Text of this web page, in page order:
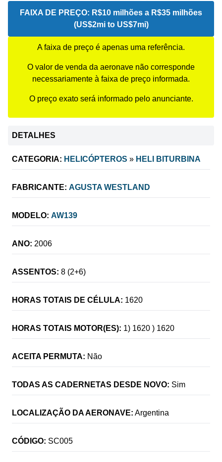
FAIXA DE PREÇO: R$10 milhões a R$35 milhões
(US$2mi to US$7mi)
A faixa de preço é apenas uma referência.
O valor de venda da aeronave não corresponde
necessariamente à faixa de preço informada.
O preço exato será informado pelo anunciante.
DETALHES
CATEGORIA: HELICÓPTEROS » HELI BITURBINA
FABRICANTE: AGUSTA WESTLAND
MODELO: AW139
ANO: 2006
ASSENTOS: 8 (2+6)
HORAS TOTAIS DE CÉLULA: 1620
HORAS TOTAIS MOTOR(ES): 1) 1620 ) 1620
ACEITA PERMUTA: Não
TODAS AS CADERNETAS DESDE NOVO: Sim
LOCALIZAÇÃO DA AERONAVE: Argentina
CÓDIGO: SC005